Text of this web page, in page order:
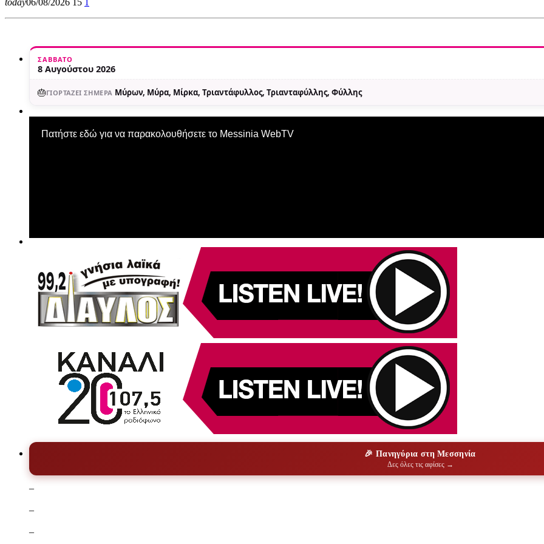
ΣΆΒΒΑΤΟ
8 Αυγούστου 2026
🎂ΓΙΟΡΤΆΖΕΙ ΣΉΜΕΡΑ Μύρων, Μύρα, Μίρκα, Τριαντάφυλλος, Τριανταφύλλης, Φύλλης
Πατήστε εδώ για να παρακολουθήσετε το Messinia WebTV
🎉 Πανηγύρια στη Μεσσηνία
Δες όλες τις αφίσες →
–
–
–